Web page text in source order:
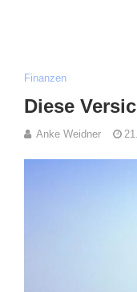
Finanzen
Diese
Anke Weidner